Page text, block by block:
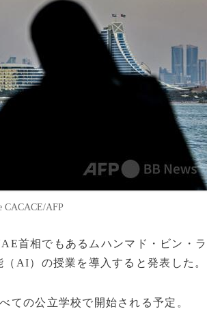
CACACE/AFP
首相でもあるムハンマド・ビン・ラ
AI）の授業を導入すると発表した。
ての公立学校で開始される予定。